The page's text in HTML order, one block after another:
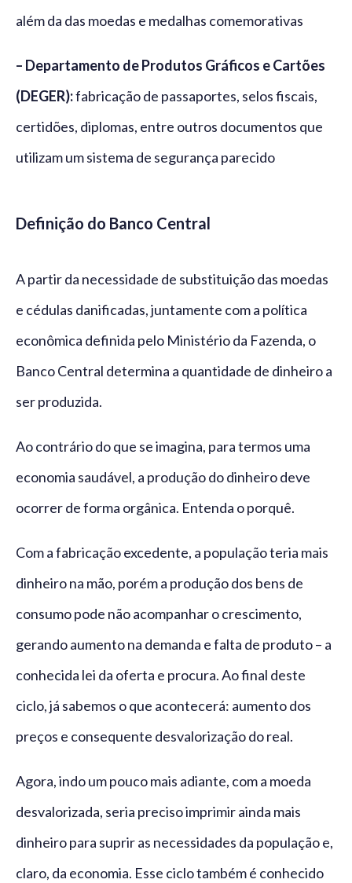
além da das moedas e medalhas comemorativas
– Departamento de Produtos Gráficos e Cartões
(DEGER):fabricação de passaportes, selos fiscais,
certidões, diplomas, entre outros documentos que
utilizam um sistema de segurança parecido
Definição do Banco Central
A partir da necessidade de substituição das moedas
e cédulas danificadas, juntamente com a política
econômica definida pelo Ministério da Fazenda, o
Banco Central determina a quantidade de dinheiro a
ser produzida.
Ao contrário do que se imagina, para termos uma
economia saudável, a produção do dinheiro deve
ocorrer de forma orgânica. Entenda o porquê.
Com a fabricação excedente, a população teria mais
dinheiro na mão, porém a produção dos bens de
consumo pode não acompanhar o crescimento,
gerando aumento na demanda e falta de produto – a
conhecida lei da oferta e procura. Ao final deste
ciclo, já sabemos o que acontecerá: aumento dos
preços e consequente desvalorização do real.
Agora, indo um pouco mais adiante, com a moeda
desvalorizada, seria preciso imprimir ainda mais
dinheiro para suprir as necessidades da população e,
claro, da economia. Esse ciclo também é conhecido